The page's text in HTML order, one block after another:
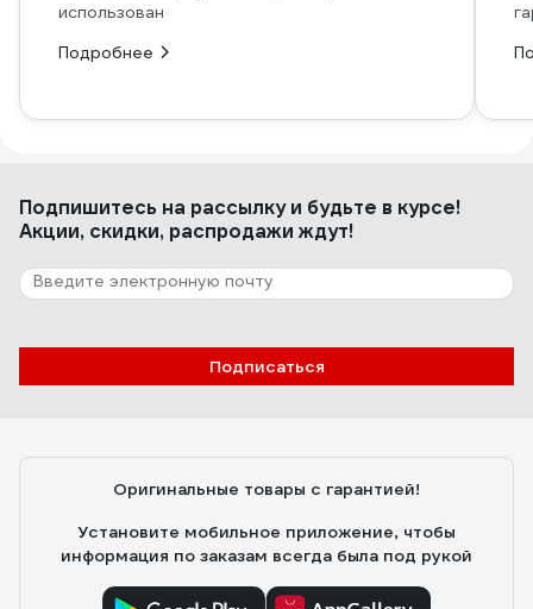
использован
Подробнее
Подпишитесь на рассылкуи будьте в курсе!
Акции, скидки, распродажи ждут!
Подписаться
Оригинальные товары с гарантией!
Установите мобильное приложение, чтобы
информация по заказам всегда была под рукой